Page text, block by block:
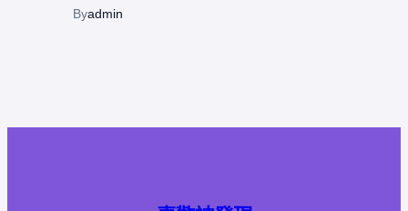
Byadmin